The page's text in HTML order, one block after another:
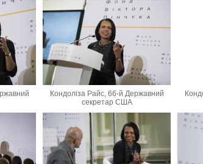
Кондоліза Райс, 66-й Державний
секретар США